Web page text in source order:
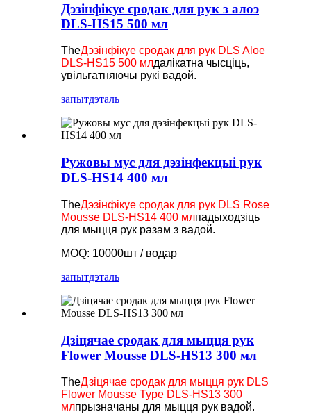
Дэзінфікуе сродак для рук з алоэ
DLS-HS15 500 мл
TheДэзінфікуе сродак для рук DLS Aloe
DLS-HS15 500 млдалікатна чысціць,
увільгатняючы рукі вадой.
запытдэталь
Ружовы мус для дэзінфекцыі рук
DLS-HS14 400 мл
TheДэзінфікуе сродак для рук DLS Rose
Mousse DLS-HS14 400 млпадыходзіць
для мыцця рук разам з вадой.
MOQ: 10000шт / водар
запытдэталь
Дзіцячае сродак для мыцця рук
Flower Mousse DLS-HS13 300 мл
TheДзіцячае сродак для мыцця рук DLS
Flower Mousse Type DLS-HS13 300
млпрызначаны для мыцця рук вадой.